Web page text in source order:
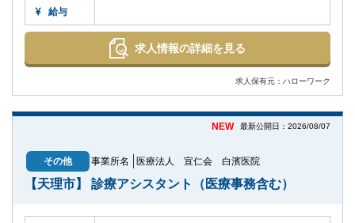
給与
求人情報の詳細を見る
求人保有元：ハローワーク
NEW 最新公開日：2026/08/07
その他 事業所名 医療法人 宣仁会 白濱医院
【天理市】 診療アシスタント（医療事務含む）